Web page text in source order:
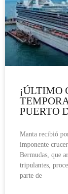
¡ÚLTIMO
PUERTO
Manta recibió
imponente
Bermudas, que
tripulantes,
parte de